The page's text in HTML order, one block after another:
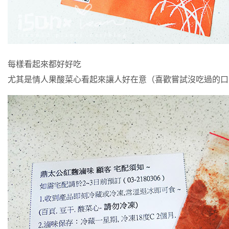
每樣看起來都好好吃
尤其是情人果酸菜心看起來讓人好在意（喜歡嘗試沒吃過的